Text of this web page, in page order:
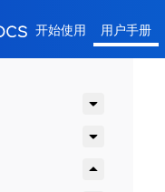
开始使用 用户手册